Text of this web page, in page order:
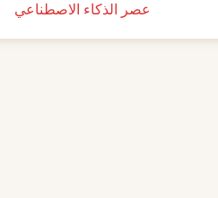
عصر الذكاء الاصطناعي